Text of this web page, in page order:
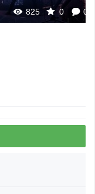
825 0 0